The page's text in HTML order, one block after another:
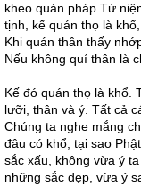
kheo quán pháp Tứ
tịnh, kế quán thọ là
Khi quán thân thấy
Nếu không quí thân là
Kế đó quán thọ là khổ.
lưỡi, thân và ý. Tất cả
Chúng ta nghe mắng
đâu có khổ, tại sao
sắc xấu, không vừa ý
những sắc đẹp, vừa ý